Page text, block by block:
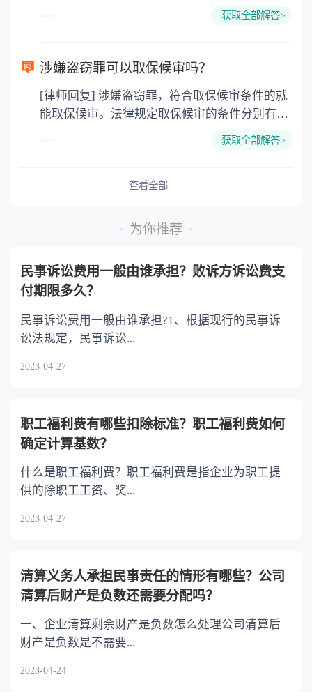
可以根据犯罪情况，同时禁止犯罪分子在缓刑考
判处附加刑，附加刑仍须执行。
态度坚硬，可以去进行报警，依法维护自身的利
获取全部解答>
涉嫌盗窃罪可以取保候审吗？
[律师回复] 涉嫌盗窃罪，符合取保候审条件的就
能取保候审。法律规定取保候审的条件分别有：
可能判处有期徒刑以上刑罚，采取取保候审不致
结，需要采取取保候审的；其他法定情形。 法律
条第一款 人民法院、人民检察院和公安机关对有
附加刑的； （二）可能判处有期徒刑以上刑罚，
采取取保候审不致发生社会危险性的； （三）患
有严重疾病、生活不能自理，怀孕或者正在哺乳
自己婴儿的妇女，采取取保候审不致发生社会危
需要采取取保候审的。
获取全部解答>
查看全部
为你推荐
民事诉讼费用一般由谁承担？败诉方诉讼费支
付期限多久？
民事诉讼费用一般由谁承担?1、根据现行的民事诉
讼法规定，民事诉讼...
2023-04-27
职工福利费有哪些扣除标准？职工福利费如何
确定计算基数？
什么是职工福利费？职工福利费是指企业为职工提
供的除职工工资、奖...
2023-04-27
清算义务人承担民事责任的情形有哪些？公司
清算后财产是负数还需要分配吗？
一、企业清算剩余财产是负数怎么处理公司清算后
财产是负数是不需要...
2023-04-24